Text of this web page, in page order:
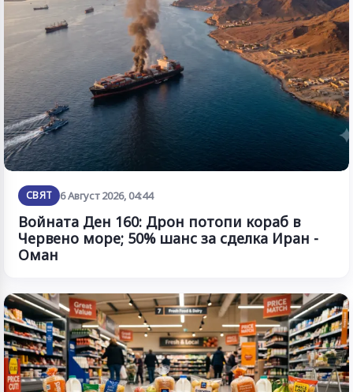
СВЯТ 6 Август 2026, 04:44
Войната Ден 160: Дрон потопи кораб в
Червено море; 50% шанс за сделка Иран -
Оман